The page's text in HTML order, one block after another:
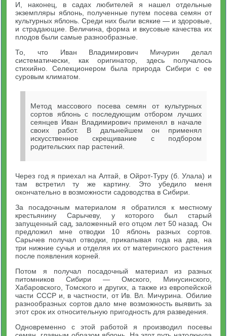
И, наконец, в садах любителей я нашел отдельные
экземпляры яблонь, полученные путем посева семян от
культурных яблонь. Среди них были всякие — и здоровые,
и страдающие. Величина, форма и вкусовые качества их
плодов были самые разнообразные.
То, что Иван Владимирович Мичурин делал
систематически, как оригинатор, здесь получалось
стихийно. Селекционером была природа Сибири с ее
суровым климатом.
Метод массового посева семян от культурных
сортов яблонь с последующим отбором лучших
сеянцев Иван Владимирович применял в начале
своих работ. В дальнейшем он применял
искусственное скрещивание с подбором
родительских пар растений.
Через год я приехал на Алтай, в Ойрот-Туру (б. Улала) и
там встретил ту же картину. Это убедило меня
окончательно в возможности садоводства в Сибири.
За посадочным материалом я обратился к местному
крестьянину Сарычеву, у которого был старый
запущенный сад, заложенный его отцом лет 50 назад. Он
предложил мне отводки 10 яблонь разных сортов.
Сарычев получал отводки, прикапывая года на два, на
три нижние сучья и отделяя их от материнского растения
после появления корней.
Потом я получал посадочный материал из разных
питомников Сибири — Омского, Минусинского,
Хабаровского, Томского и других, а также из европейской
части СССР и, в частности, от Ив. Вл. Мичурина. Обилие
разнообразных сортов дало мне возможность выявить за
этот срок их относительную пригодность для разведения.
Одновременно с этой работой я производил посевы